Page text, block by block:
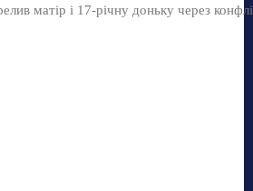
матір і 17-річну доньку через